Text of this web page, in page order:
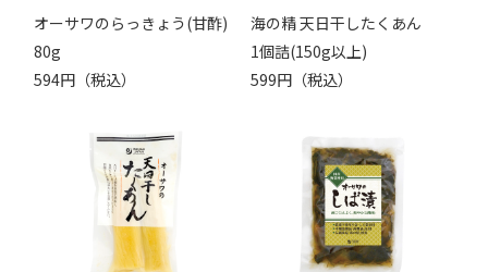
オーサワのらっきょう(甘酢)
80g
594円（税込）
海の精 天日干したくあん
1個詰(150g以上)
599円（税込）